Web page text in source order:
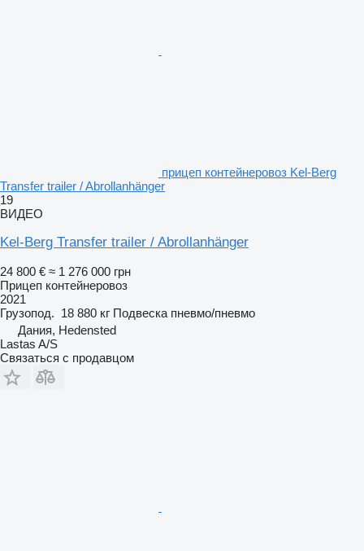
прицеп контейнеровоз Kel-Berg
Transfer trailer / Abrollanhänger
19
ВИДЕО
Kel-Berg Transfer trailer / Abrollanhänger
24 800 € ≈ 1 276 000 грн
Прицеп контейнеровоз
2021
Грузопод. 18 880 кг Подвеска пневмо/пневмо
Дания, Hedensted
Lastas A/S
Связаться с продавцом